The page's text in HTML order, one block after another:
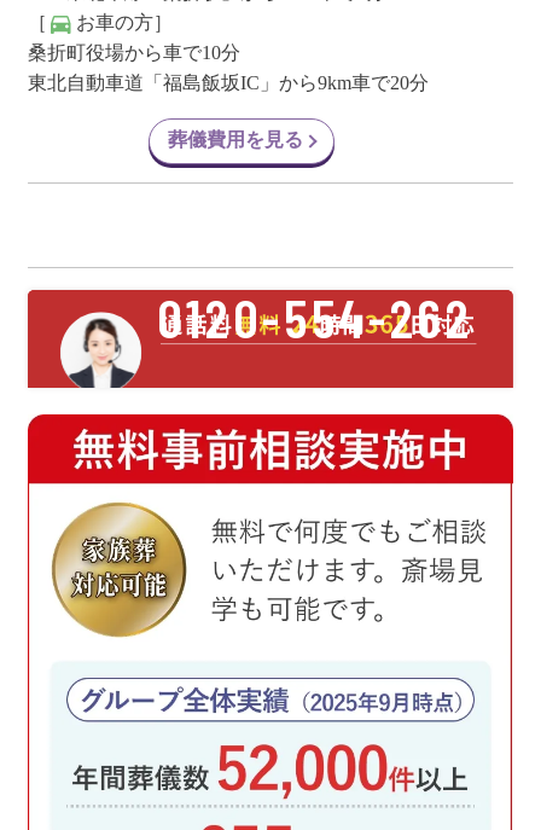
［
お車の方］
桑折町役場から車で10分
東北自動車道「福島飯坂IC」から9km車で20分
葬儀費用を見る
0120-554-262